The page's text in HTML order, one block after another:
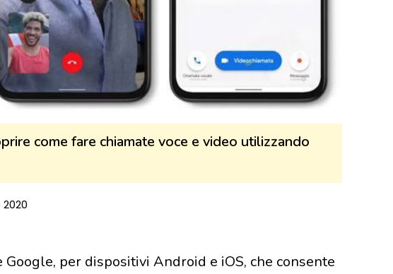
come fare chiamate voce e video utilizzando
Google, per dispositivi Android e iOS, che consente